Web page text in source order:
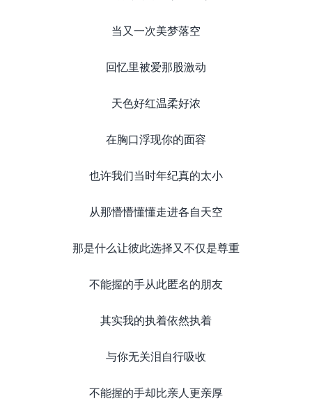
当又一次美梦落空
回忆里被爱那股激动
天色好红温柔好浓
在胸口浮现你的面容
也许我们当时年纪真的太小
从那懵懵懂懂走进各自天空
那是什么让彼此选择又不仅是尊重
不能握的手从此匿名的朋友
其实我的执着依然执着
与你无关泪自行吸收
不能握的手却比亲人更亲厚